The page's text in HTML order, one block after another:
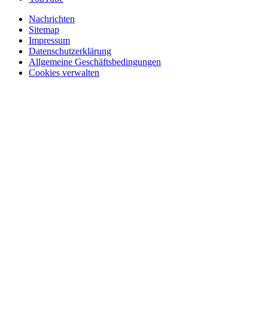
Nachrichten
Sitemap
Impressum
Datenschutzerklärung
Allgemeine Geschäftsbedingungen
Cookies verwalten